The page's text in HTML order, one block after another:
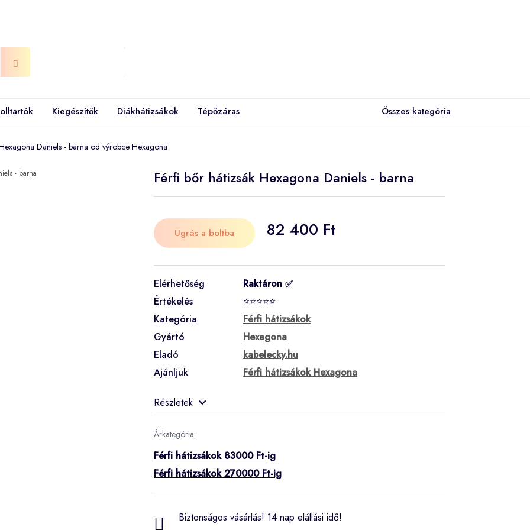
Kiegészítők Diákhátizsákok Tépőzáras Összes kategória
Daniels - barna od výrobce Hexagona
Férfi bőr hátizsák Hexagona Daniels - barna
Ugrás a boltba 82 400 Ft
Elérhetőség
Raktáron ✅
Értékelés
⭐⭐⭐⭐⭐
Kategória
Férfi hátizsákok
Gyártó
Hexagona
Eladó
kabelecky.hu
Ajánljuk
Férfi hátizsákok Hexagona
Részletek
Árkategória:
Férfi hátizsákok 83000 Ft-ig
Férfi hátizsákok 270000 Ft-ig
Biztonságos vásárlás! 14 nap elállási idő!